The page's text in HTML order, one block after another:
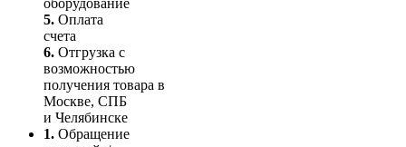
оборудование
5. Оплата
счета
6. Отгрузка с
возможностью
получения товара в
Москве, СПБ
и Челябинске
1. Обращение